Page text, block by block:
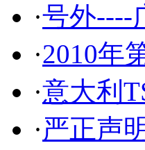
·号外----
·2010年
·意大利
·严正声